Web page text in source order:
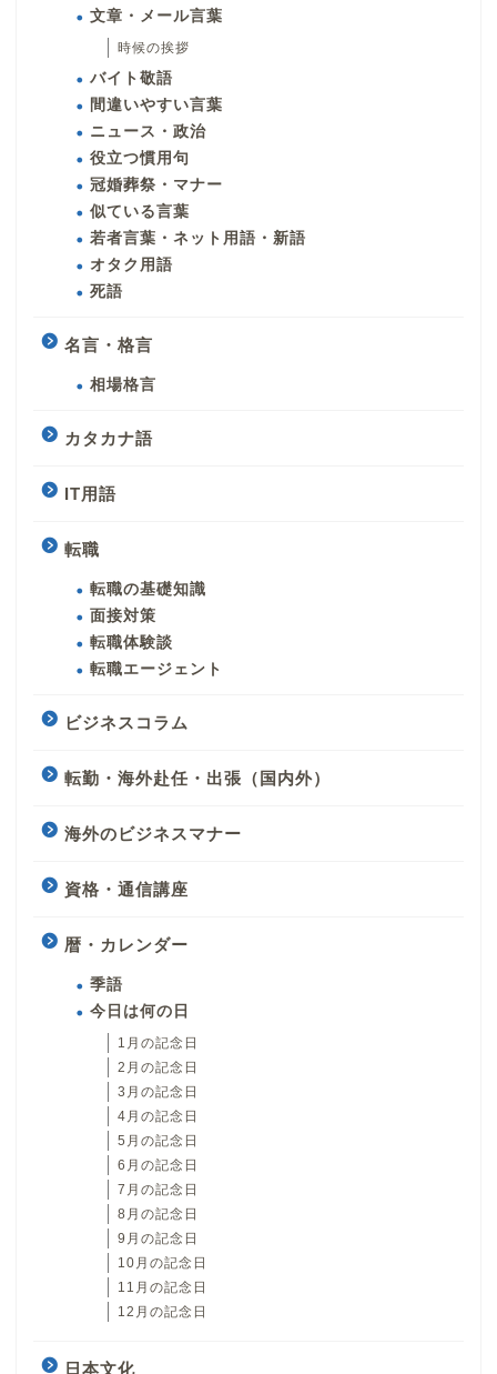
文章・メール言葉
時候の挨拶
バイト敬語
間違いやすい言葉
ニュース・政治
役立つ慣用句
冠婚葬祭・マナー
似ている言葉
若者言葉・ネット用語・新語
オタク用語
死語
名言・格言
相場格言
カタカナ語
IT用語
転職
転職の基礎知識
面接対策
転職体験談
転職エージェント
ビジネスコラム
転勤・海外赴任・出張（国内外）
海外のビジネスマナー
資格・通信講座
暦・カレンダー
季語
今日は何の日
1月の記念日
2月の記念日
3月の記念日
4月の記念日
5月の記念日
6月の記念日
7月の記念日
8月の記念日
9月の記念日
10月の記念日
11月の記念日
12月の記念日
日本文化